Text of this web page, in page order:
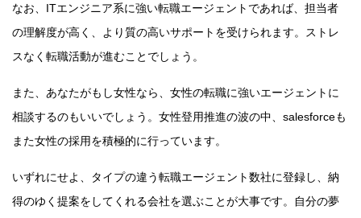
なお、ITエンジニア系に強い転職エージェントであれば、担当者
の理解度が高く、より質の高いサポートを受けられます。ストレ
スなく転職活動が進むことでしょう。
また、あなたがもし女性なら、女性の転職に強いエージェントに
相談するのもいいでしょう。女性登用推進の波の中、salesforceも
また女性の採用を積極的に行っています。
いずれにせよ、タイプの違う転職エージェント数社に登録し、納
得のゆく提案をしてくれる会社を選ぶことが大事です。自分の夢